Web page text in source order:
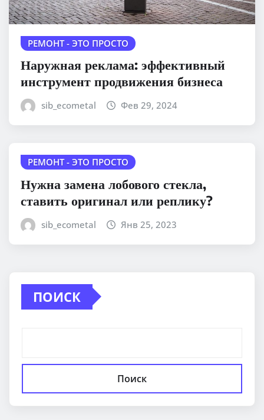
РЕМОНТ - ЭТО ПРОСТО
Наружная реклама: эффективный
инструмент продвижения бизнеса
sib_ecometal Фев 29, 2024
РЕМОНТ - ЭТО ПРОСТО
Нужна замена лобового стекла,
ставить оригинал или реплику?
sib_ecometal Янв 25, 2023
ПОИСК
Поиск